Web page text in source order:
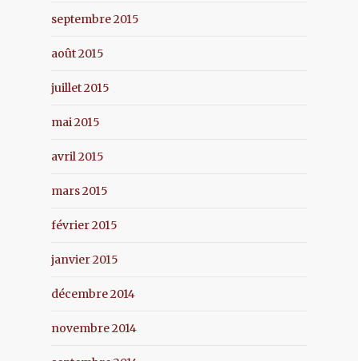
septembre 2015
août 2015
juillet 2015
mai 2015
avril 2015
mars 2015
février 2015
janvier 2015
décembre 2014
novembre 2014